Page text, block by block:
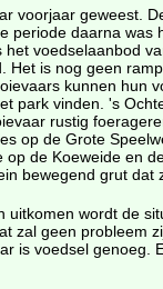
voorjaar geweest.
periode daarna was
het voedselaanbod
Het is nog geen
kunnen hun
park vinden. 's
rustig
op de Grote
op de Koeweide en
bewegend grut
uitkomen wordt de
zal geen probleem
is voedsel genoeg.